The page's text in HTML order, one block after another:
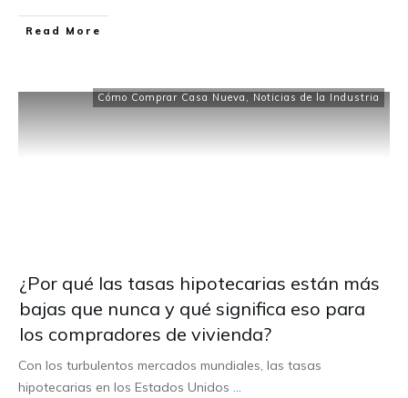
Read More
Cómo Comprar Casa Nueva , Noticias de la Industria
¿Por qué las tasas hipotecarias están más
bajas que nunca y qué significa eso para
los compradores de vivienda?
Con los turbulentos mercados mundiales, las tasas
hipotecarias en los Estados Unidos ...